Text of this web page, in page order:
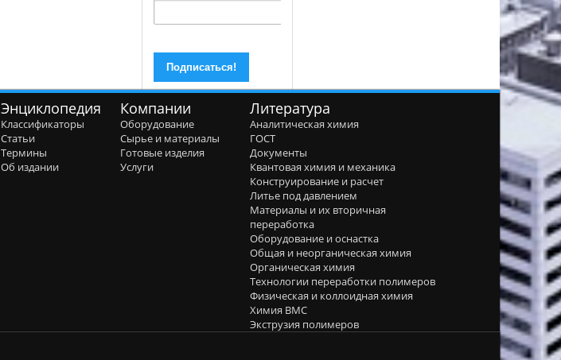
Энциклопедия
Классификаторы
Статьи
Термины
Об издании
Компании
Оборудование
Сырье и материалы
Готовые изделия
Услуги
Литература
Аналитическая химия
ГОСТ
Документы
Квантовая химия и механика
Конструирование и расчет
Литье под давлением
Материалы и их вторичная
переработка
Оборудование и оснастка
Общая и неорганическая химия
Органическая химия
Технологии переработки полимеров
Физическая и коллоидная химия
Химия ВМС
Экструзия полимеров